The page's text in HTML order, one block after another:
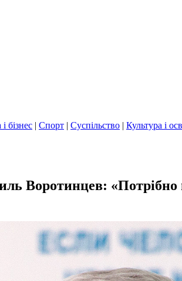
бізнес | Спорт | Суспільство | Культура і
Воротинцев: